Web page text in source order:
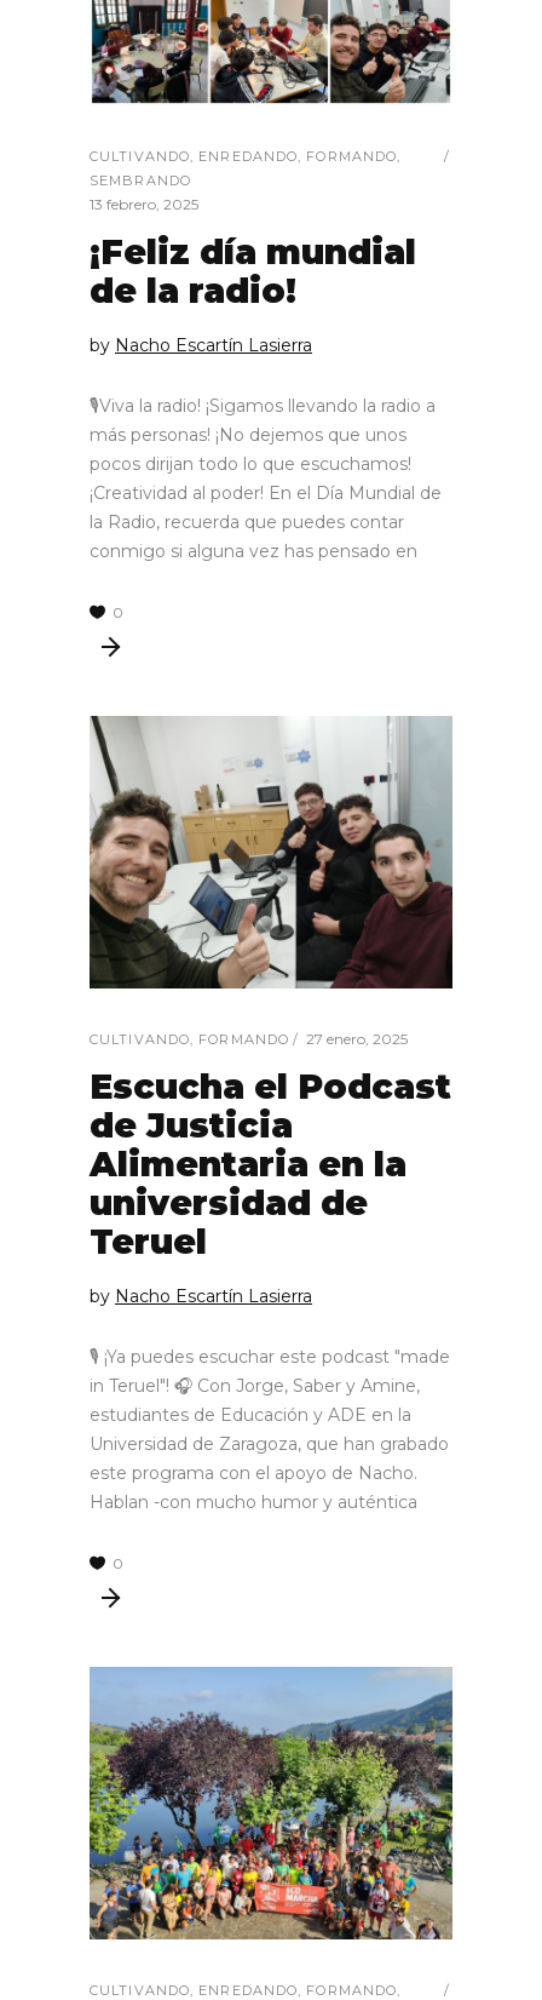
CULTIVANDO, ENREDANDO, FORMANDO,
SEMBRANDO
13 febrero, 2025
¡Feliz día mundial
de la radio!
by Nacho Escartín Lasierra
🎙️Viva la radio! ¡Sigamos llevando la radio a
más personas! ¡No dejemos que unos
pocos dirijan todo lo que escuchamos!
¡Creatividad al poder! En el Día Mundial de
la Radio, recuerda que puedes contar
conmigo si alguna vez has pensado en
0
CULTIVANDO, FORMANDO 27 enero, 2025
Escucha el Podcast
de Justicia
Alimentaria en la
universidad de
Teruel
by Nacho Escartín Lasierra
🎙 ¡Ya puedes escuchar este podcast "made
in Teruel"! 🎧 Con Jorge, Saber y Amine,
estudiantes de Educación y ADE en la
Universidad de Zaragoza, que han grabado
este programa con el apoyo de Nacho.
Hablan -con mucho humor y auténtica
0
CULTIVANDO, ENREDANDO, FORMANDO,